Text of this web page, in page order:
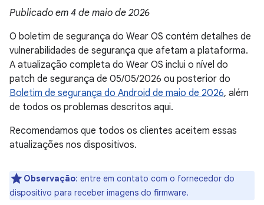
Publicado em 4 de maio de 2026
O boletim de segurança do Wear OS contém detalhes de
vulnerabilidades de segurança que afetam a plataforma.
A atualização completa do Wear OS inclui o nível do
patch de segurança de 05/05/2026 ou posterior do
Boletim de segurança do Android de maio de 2026, além
de todos os problemas descritos aqui.
Recomendamos que todos os clientes aceitem essas
atualizações nos dispositivos.
Observação: entre em contato com o fornecedor do
dispositivo para receber imagens do firmware.